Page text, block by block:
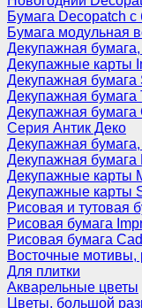
Бумага Decopatch
Бумага модульная
Декупажная
Декупажные карты
Декупажная бумага
Декупажная бумага
Декупажная бумага
Серия Антик Деко
Декупажная
Декупажная бумага
Декупажные карты
Декупажные карты
Рисовая и тутовая
Рисовая бумага
Рисовая бумага
Восточные мотивы,
Для плитки
Акварельные цветы
Цветы, большой